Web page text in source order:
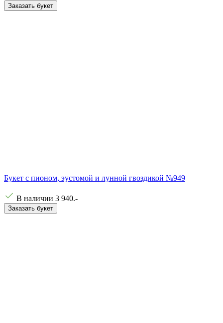
Заказать букет
Букет с пионом, эустомой и лунной гвоздикой №949
В наличии 3 940.-
Заказать букет